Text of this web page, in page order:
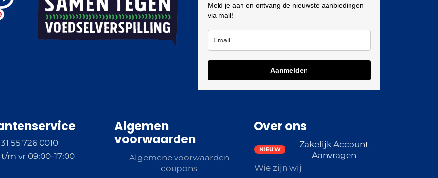
Meld je aan en ontvang de nieuwste aanbiedingen
via mail!
Aanmelden
55 726 0010
m vr 09:00-17:00
Algemen
voorwaarden
Algemene voorwaarden
coupons
Over ons
Zakelijk Account
Aanvragen
Wie zijn wij